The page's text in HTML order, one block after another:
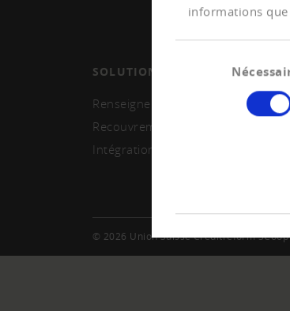
informations
consentement
SOLUTIONS
Renseignements et monitoring
Recouvrement
Intégration système
© 2026 Union Suisse Creditreform SCoop